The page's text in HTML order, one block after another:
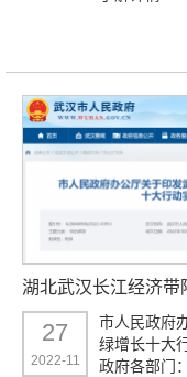
湖北武汉长江经济带
27
2022-11
市人民政府
绿增长十大
政府各部门